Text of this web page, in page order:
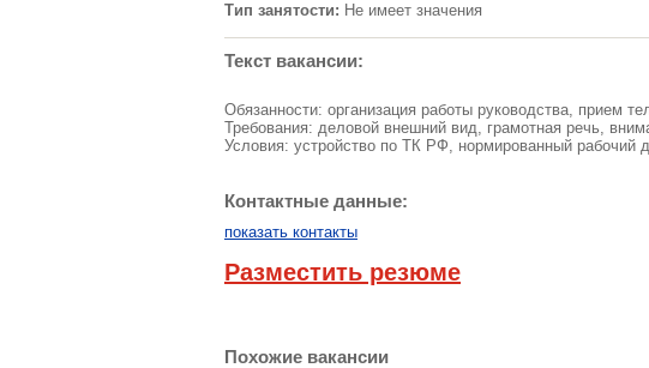
Тип занятости: Не имеет значения
Текст вакансии:
Обязанности: организация работы руководства, прием
Требования: деловой внешний вид, грамотная речь,
Условия: устройство по ТК РФ, нормированный рабочий
Контактные данные:
показать контакты
Разместить резюме
Похожие вакансии